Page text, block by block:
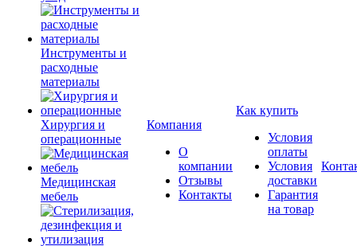
Инструменты и
расходные
материалы
Хирургия и
операционные
Медицинская
мебель
Компания
О
компании
Отзывы
Контакты
Как купить
Условия
оплаты
Условия
доставки
Гарантия
на товар